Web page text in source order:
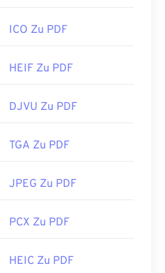
ICO Zu PDF
HEIF Zu PDF
DJVU Zu PDF
TGA Zu PDF
JPEG Zu PDF
PCX Zu PDF
HEIC Zu PDF